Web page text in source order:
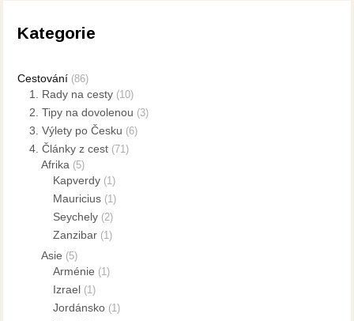
Kategorie
Cestování (86)
1. Rady na cesty (10)
2. Tipy na dovolenou (3)
3. Výlety po Česku (6)
4. Články z cest (71)
Afrika (5)
Kapverdy (1)
Mauricius (1)
Seychely (2)
Zanzibar (1)
Asie (5)
Arménie (1)
Izrael (1)
Jordánsko (1)